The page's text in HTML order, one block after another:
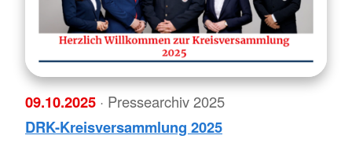
09.10.2025 · Pressearchiv 2025
DRK-Kreisversammlung 2025